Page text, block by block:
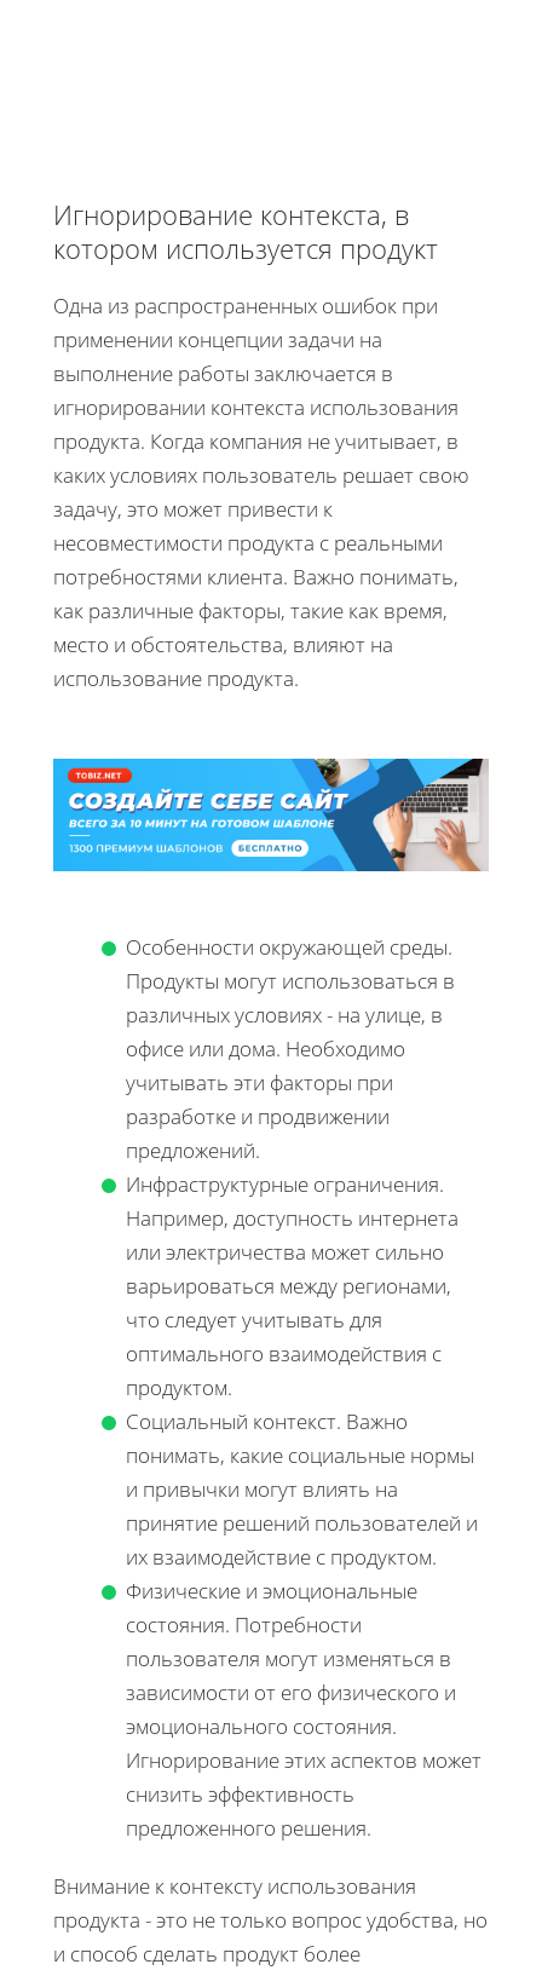
Игнорирование контекста, в
котором используется продукт
Одна из распространенных ошибок при
применении концепции задачи на
выполнение работы заключается в
игнорировании контекста использования
продукта. Когда компания не учитывает, в
каких условиях пользователь решает свою
задачу, это может привести к
несовместимости продукта с реальными
потребностями клиента. Важно понимать,
как различные факторы, такие как время,
место и обстоятельства, влияют на
использование продукта.
Особенности окружающей среды.
Продукты могут использоваться в
различных условиях - на улице, в
офисе или дома. Необходимо
учитывать эти факторы при
разработке и продвижении
предложений.
Инфраструктурные ограничения.
Например, доступность интернета
или электричества может сильно
варьироваться между регионами,
что следует учитывать для
оптимального взаимодействия с
продуктом.
Социальный контекст. Важно
понимать, какие социальные нормы
и привычки могут влиять на
принятие решений пользователей и
их взаимодействие с продуктом.
Физические и эмоциональные
состояния. Потребности
пользователя могут изменяться в
зависимости от его физического и
эмоционального состояния.
Игнорирование этих аспектов может
снизить эффективность
предложенного решения.
Внимание к контексту использования
продукта - это не только вопрос удобства, но
и способ сделать продукт более